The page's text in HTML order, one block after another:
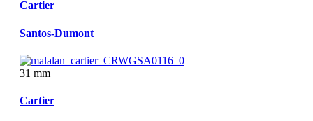
Cartier
Santos-Dumont
31 mm
Cartier